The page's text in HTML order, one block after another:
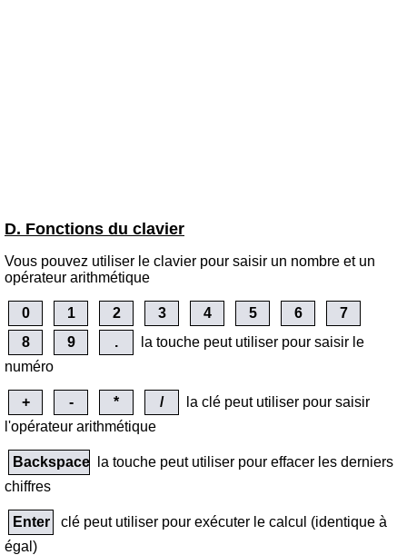
D. Fonctions du clavier
Vous pouvez utiliser le clavier pour saisir un nombre et un
opérateur arithmétique
0 1 2 3 4 5 6
7
8
9 .
la touche peut utiliser pour saisir le
numéro
+ - * /
la clé peut utiliser pour saisir
l'opérateur arithmétique
Backspace
la touche peut utiliser pour effacer les derniers
chiffres
Enter
clé peut utiliser pour exécuter le calcul (identique à
égal)